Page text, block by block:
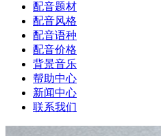
配音题材
配音风格
配音语种
配音价格
背景音乐
帮助中心
新闻中心
联系我们